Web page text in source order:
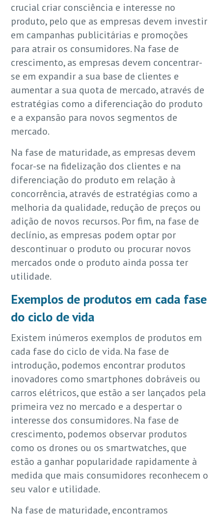
crucial criar consciência e interesse no
produto, pelo que as empresas devem investir
em campanhas publicitárias e promoções
para atrair os consumidores. Na fase de
crescimento, as empresas devem concentrar-
se em expandir a sua base de clientes e
aumentar a sua quota de mercado, através de
estratégias como a diferenciação do produto
e a expansão para novos segmentos de
mercado.
Na fase de maturidade, as empresas devem
focar-se na fidelização dos clientes e na
diferenciação do produto em relação à
concorrência, através de estratégias como a
melhoria da qualidade, redução de preços ou
adição de novos recursos. Por fim, na fase de
declínio, as empresas podem optar por
descontinuar o produto ou procurar novos
mercados onde o produto ainda possa ter
utilidade.
Exemplos de produtos em cada fase
do ciclo de vida
Existem inúmeros exemplos de produtos em
cada fase do ciclo de vida. Na fase de
introdução, podemos encontrar produtos
inovadores como smartphones dobráveis ou
carros elétricos, que estão a ser lançados pela
primeira vez no mercado e a despertar o
interesse dos consumidores. Na fase de
crescimento, podemos observar produtos
como os drones ou os smartwatches, que
estão a ganhar popularidade rapidamente à
medida que mais consumidores reconhecem o
seu valor e utilidade.
Na fase de maturidade, encontramos